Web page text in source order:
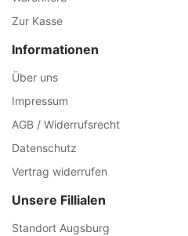
Zur Kasse
Informationen
Über uns
Impressum
AGB / Widerrufsrecht
Datenschutz
Vertrag widerrufen
Unsere Fillialen
Standort Augsburg